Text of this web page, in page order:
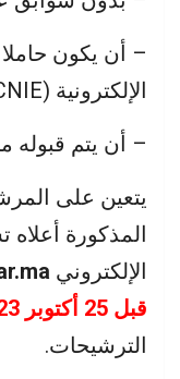
– أن يكون حاملا
الإلكترونية (CNIE)؛
– أن يتم قبوله
يتعين على
المذكورة
الإلكتروني
قبل 25 أكتوبر 2023
الترشيحات.